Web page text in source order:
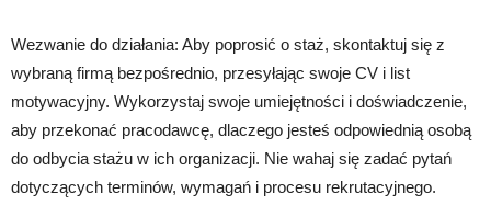
Wezwanie do działania: Aby poprosić o staż, skontaktuj się z
wybraną firmą bezpośrednio, przesyłając swoje CV i list
motywacyjny. Wykorzystaj swoje umiejętności i doświadczenie,
aby przekonać pracodawcę, dlaczego jesteś odpowiednią osobą
do odbycia stażu w ich organizacji. Nie wahaj się zadać pytań
dotyczących terminów, wymagań i procesu rekrutacyjnego.